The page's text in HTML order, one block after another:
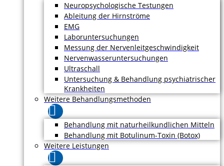
Neuropsychologische Testungen
Ableitung der Hirnströme
EMG
Laboruntersuchungen
Messung der Nervenleitgeschwindigkeit
Nervenwasseruntersuchungen
Ultraschall
Untersuchung & Behandlung psychiatrischer
Krankheiten
Weitere Behandlungsmethoden
Behandlung mit naturheilkundlichen Mitteln
Behandlung mit Botulinum-Toxin (Botox)
Weitere Leistungen